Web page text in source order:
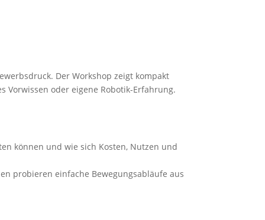
Der Workshop zeigt kompakt
Vorwissen oder eigene Robotik-Erfahrung.
können und wie sich Kosten, Nutzen und
probieren einfache Bewegungsabläufe aus